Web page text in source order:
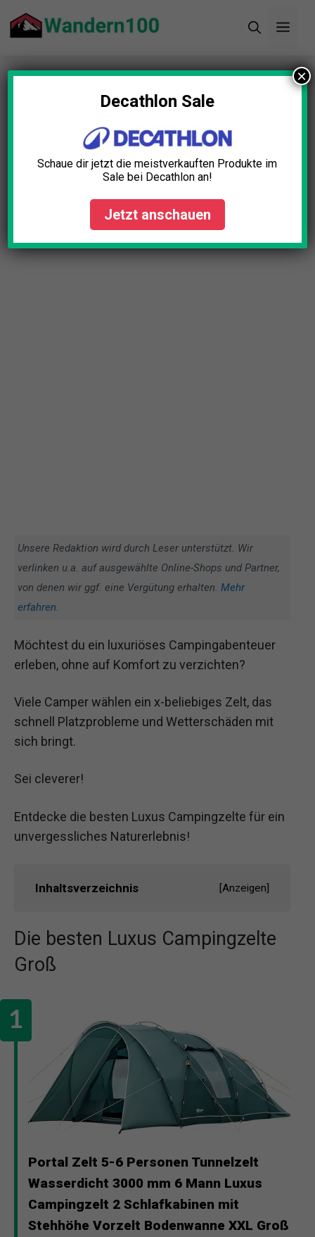
Inhalt
Startseite»Blog»Luxus Campingzelt Groß Test:
Die 5 besten (Bestenliste)
Luxus Campingzelt Groß Test:
Die 5 besten (Bestenliste)
April 23, 2025
Unsere Redaktion wird durch Leser unterstützt. Wir
verlinken u.a. auf ausgewählte Online-Shops und Partner,
von denen wir ggf. eine Vergütung erhalten. Mehr
erfahren.
Möchtest du ein luxuriöses Campingabenteuer
erleben, ohne auf Komfort zu verzichten?
Viele Camper wählen ein x-beliebiges Zelt, das
schnell Platzprobleme und Wetterschäden mit
sich bringt.
Sei cleverer!
Entdecke die besten Luxus Campingzelte für ein
unvergessliches Naturerlebnis!
Inhaltsverzeichnis [Anzeigen]
Die besten Luxus Campingzelte
Groß
Portal Zelt 5-6 Personen Tunnelzelt
Wasserdicht 3000 mm 6 Mann Luxus
Campingzelt 2 Schlafkabinen mit
Stehhöhe Vorzelt Bodenwanne XXL Groß
Decathlon Sale
Schaue dir jetzt die meistverkauften Produkte im
Sale bei Decathlon an!
Jetzt anschauen
×